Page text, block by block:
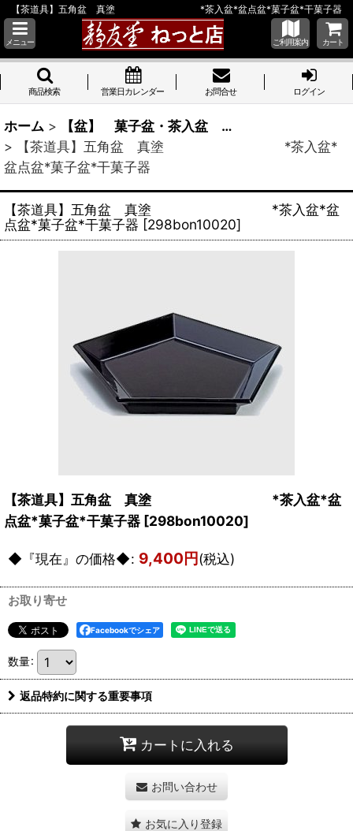
【茶道具】五角盆 真塗 *茶入盆*盆点盆*菓子盆*干菓子器
メニュー ご利用案内 カート
商品検索 営業日カレンダー お問合せ ログイン
ホーム >
【盆】 菓子盆・茶入盆 …
>
【茶道具】五角盆 真塗 *茶入盆*
盆点盆*菓子盆*干菓子器
【茶道具】五角盆 真塗 *茶入盆*盆
点盆*菓子盆*干菓子器 [298bon10020]
【茶道具】五角盆 真塗 *茶入盆*盆
点盆*菓子盆*干菓子器 [298bon10020]
◆『現在』の価格◆: 9,400円(税込)
お取り寄せ
Facebookでシェア
数量:
返品特約に関する重要事項
カートに入れる
お問い合わせ
お気に入り登録